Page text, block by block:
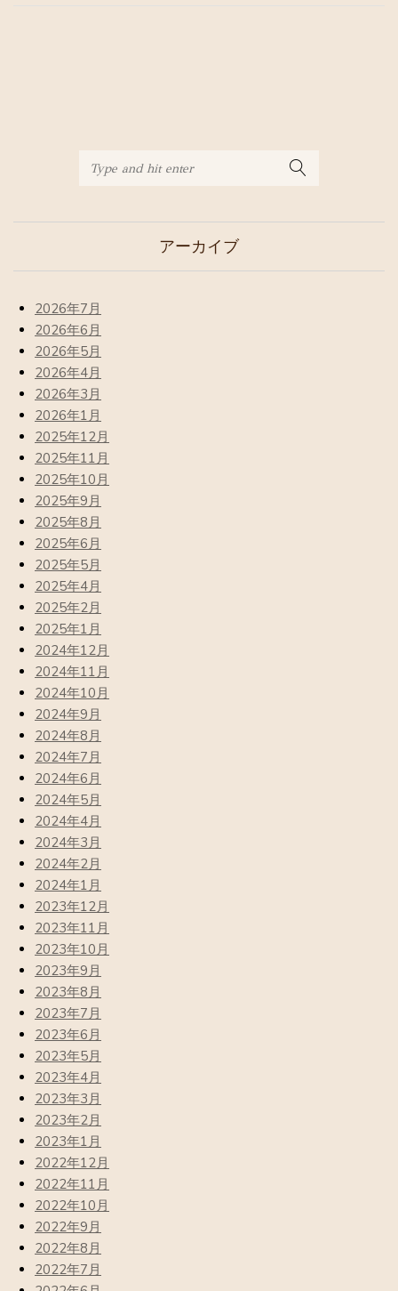
アーカイブ
2026年7月
2026年6月
2026年5月
2026年4月
2026年3月
2026年1月
2025年12月
2025年11月
2025年10月
2025年9月
2025年8月
2025年6月
2025年5月
2025年4月
2025年2月
2025年1月
2024年12月
2024年11月
2024年10月
2024年9月
2024年8月
2024年7月
2024年6月
2024年5月
2024年4月
2024年3月
2024年2月
2024年1月
2023年12月
2023年11月
2023年10月
2023年9月
2023年8月
2023年7月
2023年6月
2023年5月
2023年4月
2023年3月
2023年2月
2023年1月
2022年12月
2022年11月
2022年10月
2022年9月
2022年8月
2022年7月